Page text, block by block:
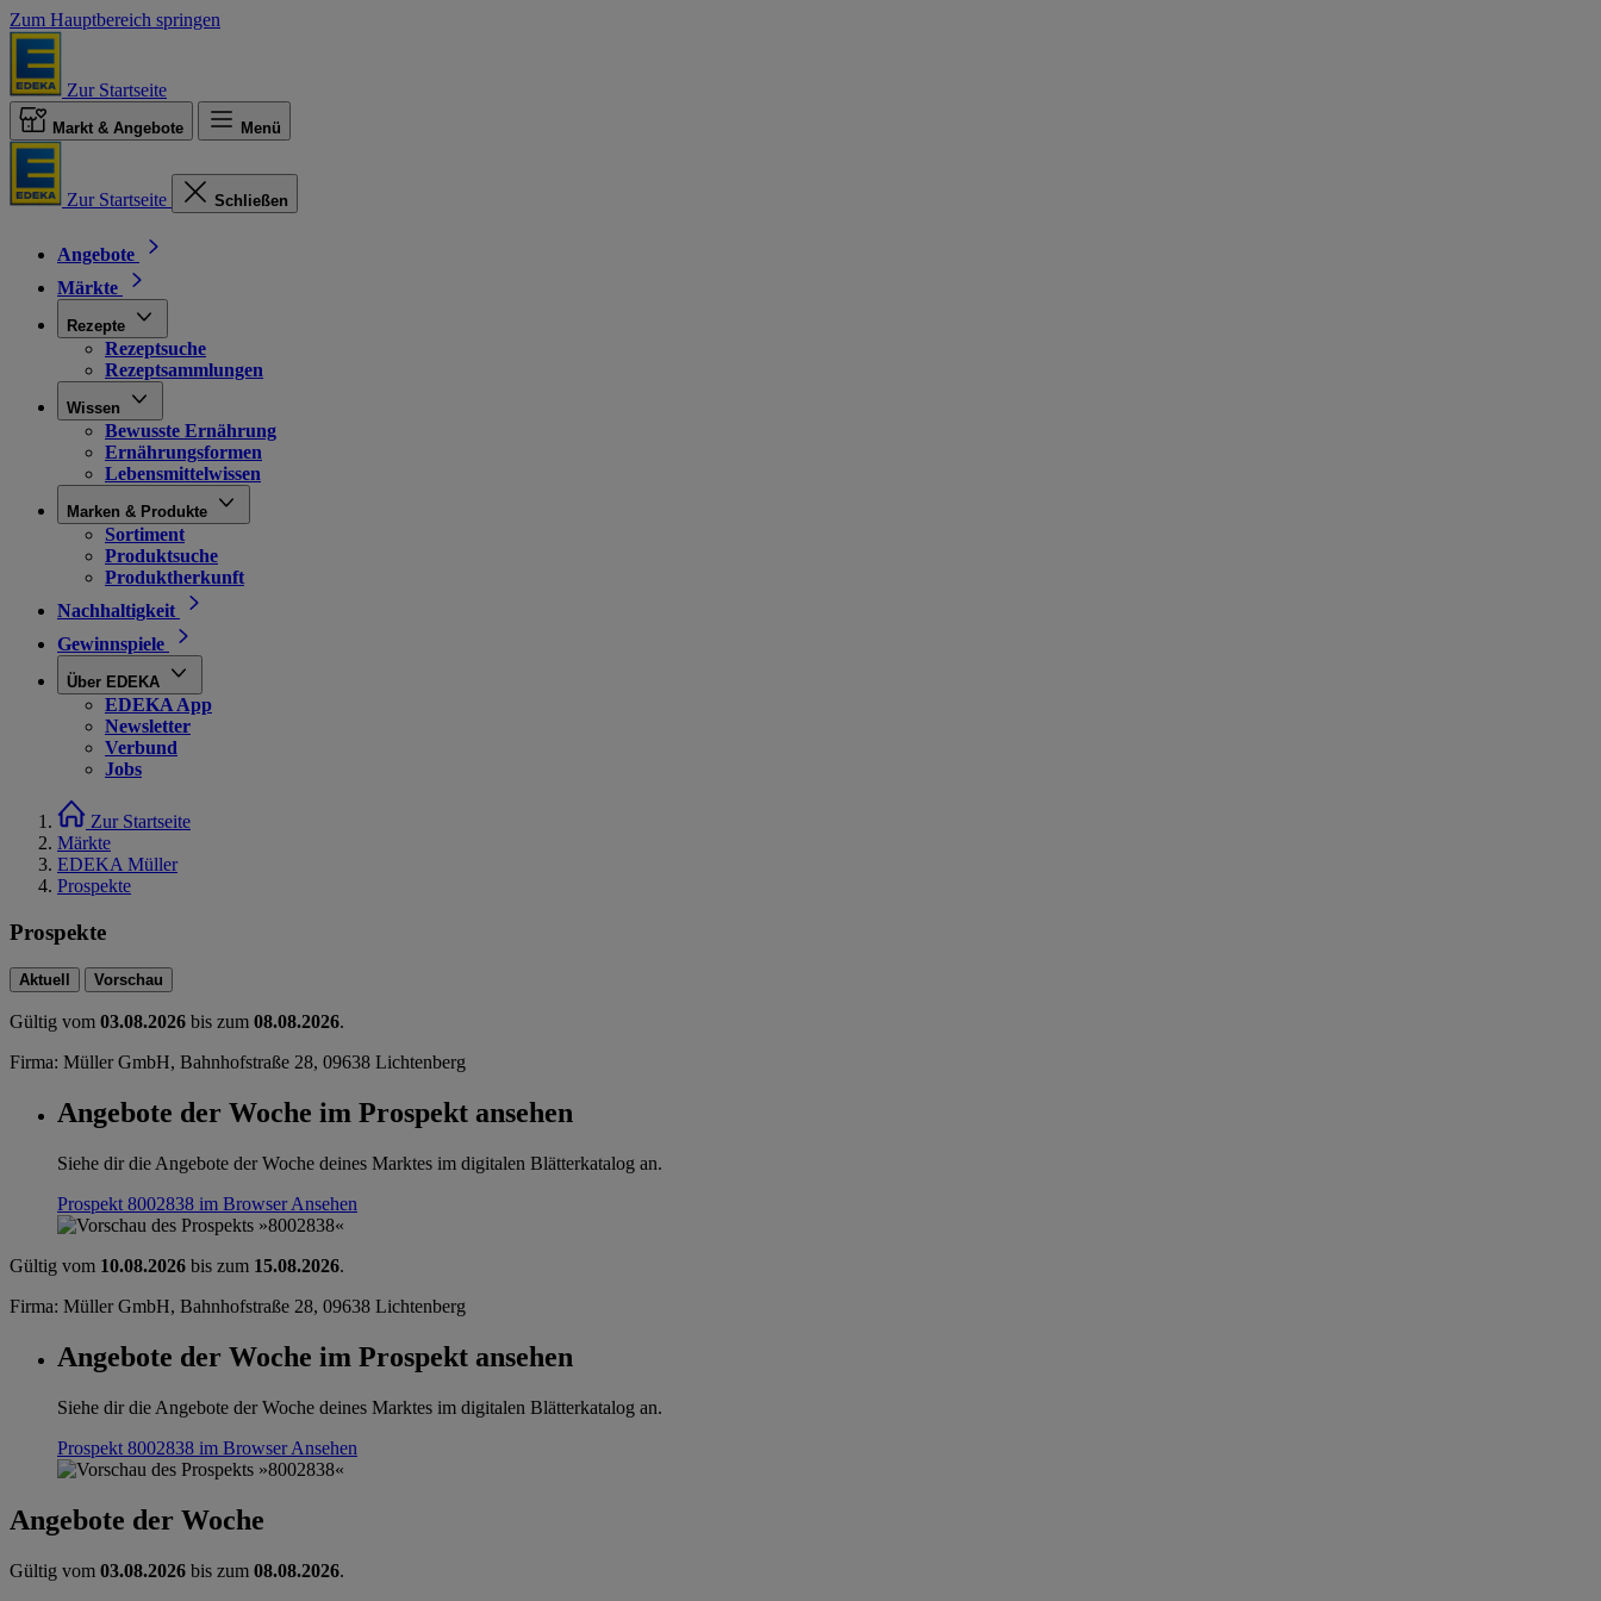
Zum Hauptbereich springen
Zur Startseite
Markt & Angebote Menü
Zur Startseite Schließen
Angebote
Märkte
Rezepte
Rezeptsuche
Rezeptsammlungen
Wissen
Bewusste Ernährung
Ernährungsformen
Lebensmittelwissen
Marken & Produkte
Sortiment
Produktsuche
Produktherkunft
Nachhaltigkeit
Gewinnspiele
Über EDEKA
EDEKA App
Newsletter
Verbund
Jobs
Zur Startseite
Märkte
EDEKA Müller
Prospekte
Prospekte
Aktuell Vorschau
Gültig vom 03.08.2026 bis zum 08.08.2026.
Firma: Müller GmbH, Bahnhofstraße 28, 09638 Lichtenberg
Angebote der Woche im Prospekt ansehen
Siehe dir die Angebote der Woche deines Marktes im digitalen Blätterkatalog an.
Prospekt 8002838 im BrowserAnsehen
Gültig vom 10.08.2026 bis zum 15.08.2026.
Firma: Müller GmbH, Bahnhofstraße 28, 09638 Lichtenberg
Angebote der Woche im Prospekt ansehen
Siehe dir die Angebote der Woche deines Marktes im digitalen Blätterkatalog an.
Prospekt 8002838 im BrowserAnsehen
Angebote der Woche
Gültig vom 03.08.2026 bis zum 08.08.2026.